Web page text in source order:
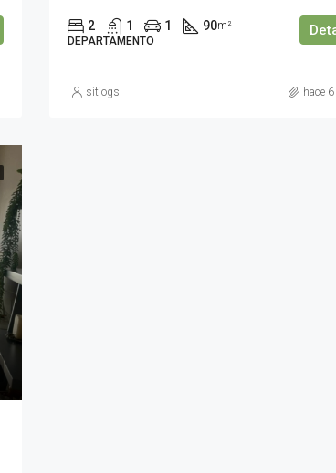
2 1 1 90m²
DEPARTAMENTO
sitiogs hace